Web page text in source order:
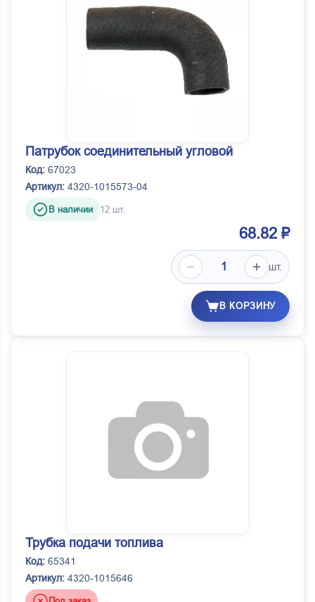
Патрубок соединительный угловой
Код: 67023
Артикул: 4320-1015573-04
В наличии 12 шт.
68.82 ₽
шт.
В КОРЗИНУ
Трубка подачи топлива
Код: 65341
Артикул: 4320-1015646